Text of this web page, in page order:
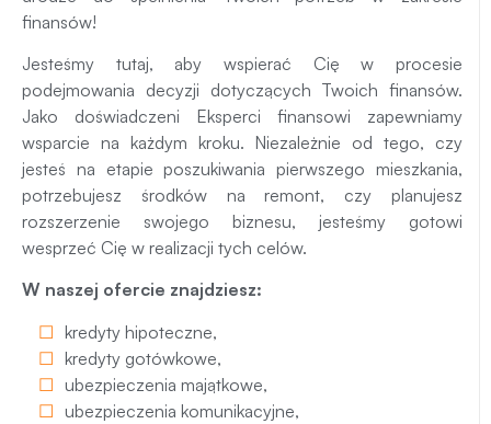
finansów!
Jesteśmy tutaj, aby wspierać Cię w procesie
podejmowania decyzji dotyczących Twoich finansów.
Jako doświadczeni Eksperci finansowi zapewniamy
wsparcie na każdym kroku. Niezależnie od tego, czy
jesteś na etapie poszukiwania pierwszego mieszkania,
potrzebujesz środków na remont, czy planujesz
rozszerzenie swojego biznesu, jesteśmy gotowi
wesprzeć Cię w realizacji tych celów.
W naszej ofercie znajdziesz:
kredyty hipoteczne,
kredyty gotówkowe,
ubezpieczenia majątkowe,
ubezpieczenia komunikacyjne,